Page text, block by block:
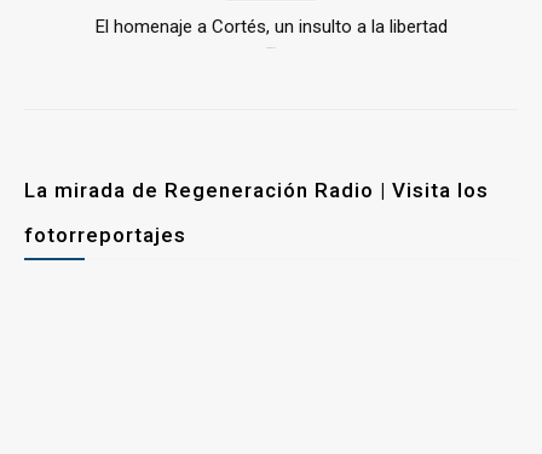
El homenaje a Cortés, un insulto a la libertad
La mirada de Regeneración Radio | Visita los
fotorreportajes